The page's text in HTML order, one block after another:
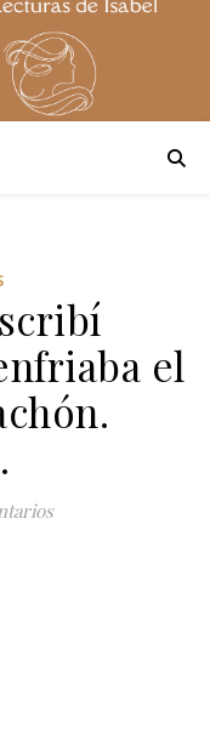
el